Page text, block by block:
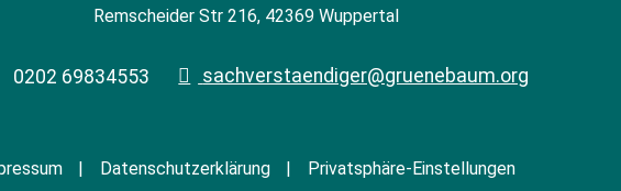
Remscheider Str 216, 42369 Wuppertal
0202 69834553 sachverstaendiger@gruenebaum.org
Datenschutzerklärung Privatsphäre-Einstellungen